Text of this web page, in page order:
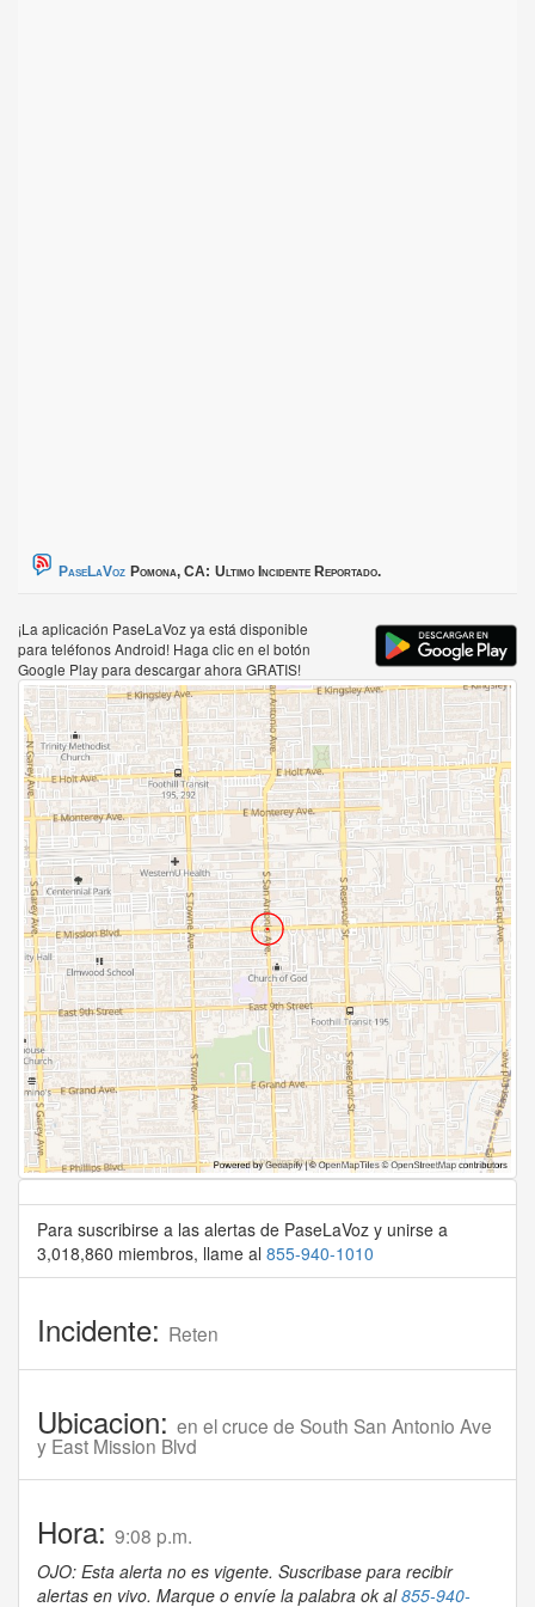
PaseLaVoz Pomona, CA: Ultimo Incidente Reportado.
¡La aplicación PaseLaVoz ya está disponible
para teléfonos Android! Haga clic en el botón
Google Play para descargar ahora GRATIS!
Para suscribirse a las alertas de PaseLaVoz y unirse a
3,018,860 miembros, llame al 855-940-1010
Incidente: Reten
Ubicacion: en el cruce de South San Antonio Ave
y East Mission Blvd
Hora: 9:08 p.m.
OJO: Esta alerta no es vigente. Suscribase para recibir
alertas en vivo. Marque o envíe la palabra ok al855-940-